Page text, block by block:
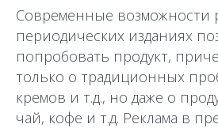
Современные возможности
периодических изданиях
попробовать продукт,
только о традиционных
кремов и т.д., но даже о
чай, кофе и т.д. Реклама в